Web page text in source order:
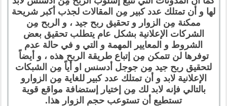
لها و أن تمتلك عدد كبير مِن المقالات لجذب أكبر شريحة
ممكنة مِن الزوار و تحقيق ربح جيد ، و الربح مِن
الشركات الإعلانية بشكل عام يتطلب تحقيق بعض
الشروط و المعايير المهمة و التي و في حالة عدم
توفرها لن تتمكن مِن إتباع طريقة الربح هذه ، و أيضاً
لتحقيق ربح جيد مِن جوجل أدسنس او أياً مِن الشبكات
الإعلانية لابد و أن تمتلك عدد كبير للغاية مِن الزوارو
بالتالي فإنه لابد لك مِن إختيار إستضافة مواقع قوية
تستطيع أن تستوعب حجم الزوار هذا.